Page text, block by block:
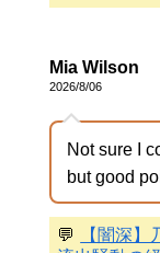
Mia Wilson
2026/8/06
Not sure I
but good
💬
【闇深